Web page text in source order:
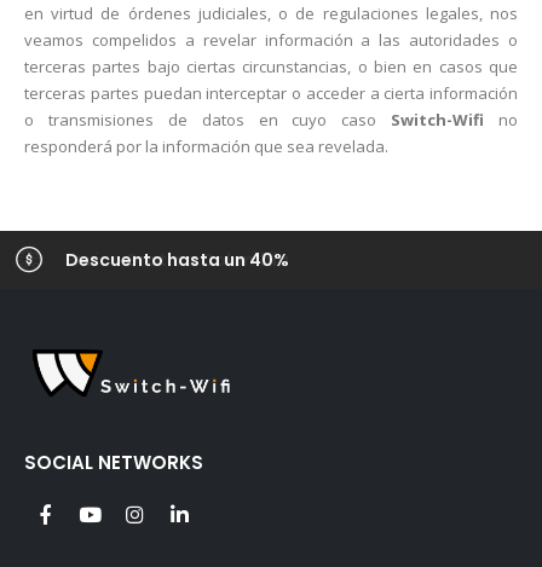
en virtud de órdenes judiciales, o de regulaciones legales, nos
veamos compelidos a revelar información a las autoridades o
terceras partes bajo ciertas circunstancias, o bien en casos que
terceras partes puedan interceptar o acceder a cierta información
o transmisiones de datos en cuyo caso Switch-Wifi no
responderá por la información que sea revelada.
Envios Gratis a Colombia
Descuento hasta un 40%
SOCIAL NETWORKS